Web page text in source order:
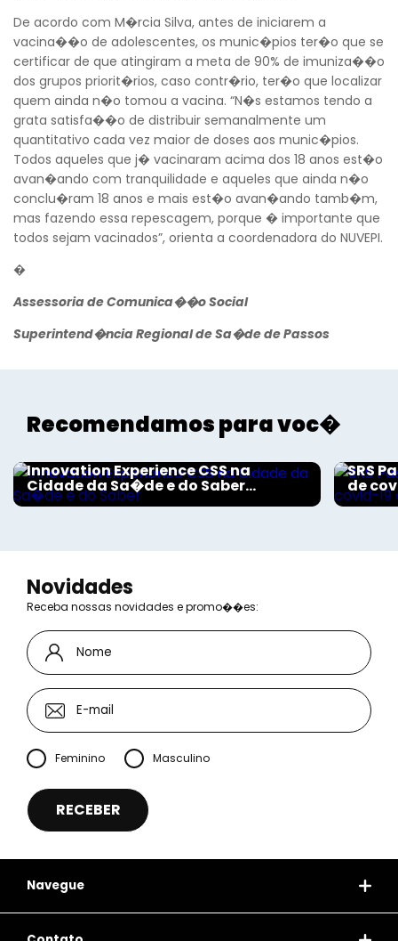
De acordo com M�rcia Silva, antes de iniciarem a
vacina��o de adolescentes, os munic�pios ter�o que se
certificar de que atingiram a meta de 90% de imuniza��o
dos grupos priorit�rios, caso contr�rio, ter�o que localizar
quem ainda n�o tomou a vacina. “N�s estamos tendo a
grata satisfa��o de distribuir semanalmente um
quantitativo cada vez maior de doses aos munic�pios.
Todos aqueles que j� vacinaram acima dos 18 anos est�o
avan�ando com tranquilidade e aqueles que ainda n�o
conclu�ram 18 anos e mais est�o avan�ando tamb�m,
mas fazendo essa repescagem, porque � importante que
todos sejam vacinados”, orienta a coordenadora do NUVEPI.
�
Assessoria de Comunica��o Social
Superintend�ncia Regional de Sa�de de Passos
Recomendamos para voc�
Innovation Experience CSS na
Cidade da Sa�de e do Saber...
SRS
de
Novidades
Receba nossas novidades e promo��es:
Feminino Masculino
Navegue